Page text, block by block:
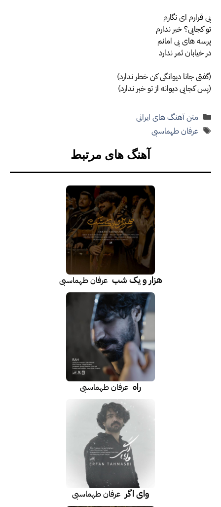
بی قرارم ای نگارم
تو کجایی؟ خبر ندارم
پرسه های بی امانم
در خیابان ثمر ندارد
(گفتی جانا دیوانگی کن خطر ندارد)
(پس کجایی دیوانه از تو خبر ندارد)
دسته‌ها
متن آهنگ های ایرانی
برچسب‌ها
عرفان طهماسبی
آهنگ های مرتبط
هزار و یک شب عرفان طهماسبی
راه عرفان طهماسبی
وای اگر عرفان طهماسبی